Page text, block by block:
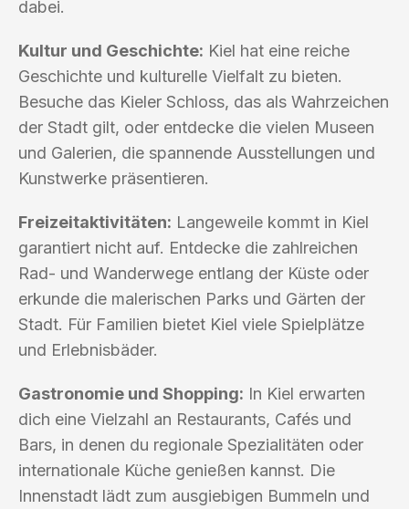
dabei.
Kultur und Geschichte: Kiel hat eine reiche
Geschichte und kulturelle Vielfalt zu bieten.
Besuche das Kieler Schloss, das als Wahrzeichen
der Stadt gilt, oder entdecke die vielen Museen
und Galerien, die spannende Ausstellungen und
Kunstwerke präsentieren.
Freizeitaktivitäten: Langeweile kommt in Kiel
garantiert nicht auf. Entdecke die zahlreichen
Rad- und Wanderwege entlang der Küste oder
erkunde die malerischen Parks und Gärten der
Stadt. Für Familien bietet Kiel viele Spielplätze
und Erlebnisbäder.
Gastronomie und Shopping: In Kiel erwarten
dich eine Vielzahl an Restaurants, Cafés und
Bars, in denen du regionale Spezialitäten oder
internationale Küche genießen kannst. Die
Innenstadt lädt zum ausgiebigen Bummeln und